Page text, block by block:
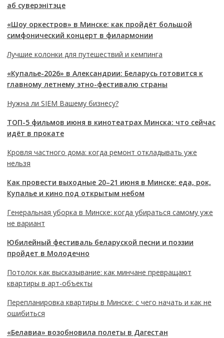
аб суверэнітэце
«Шоу оркестров» в Минске: как пройдёт большой
симфонический концерт в филармонии
Лучшие колонки для путешествий и кемпинга
«Купалье-2026» в Александрии: Беларусь готовится к
главному летнему этно-фестивалю страны
Нужна ли SIEM Вашему бизнесу?
ТОП-5 фильмов июня в кинотеатрах Минска: что сейчас
идёт в прокате
Кровля частного дома: когда ремонт откладывать уже
нельзя
Как провести выходные 20–21 июня в Минске: еда, рок,
Купалье и кино под открытым небом
Генеральная уборка в Минске: когда убираться самому уже
не вариант
Юбилейный фестиваль беларуской песни и поэзии
пройдет в Молодечно
Потолок как высказывание: как минчане превращают
квартиры в арт-объекты
Перепланировка квартиры в Минске: с чего начать и как не
ошибиться
«Белавиа» возобновила полеты в Дагестан